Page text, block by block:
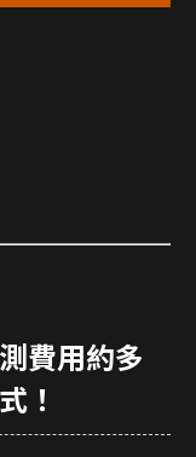
費用約多
！